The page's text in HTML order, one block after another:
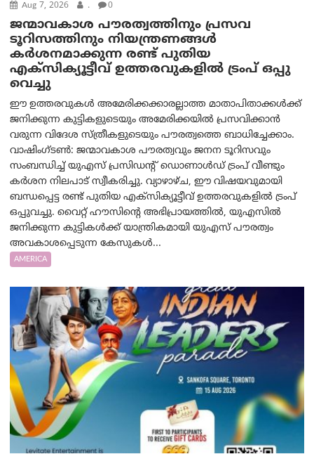
Aug 7, 2026 . 0
ജന്മാവകാശ പൗരത്വത്തിനും പ്രസവ
ടൂറിസത്തിനും നിയന്ത്രണങ്ങൾ
കർശനമാക്കുന്ന രണ്ട് പുതിയ
എക്സിക്യൂട്ടീവ് ഉത്തരവുകളിൽ ട്രംപ് ഒപ്പു
വെച്ചു
ഈ ഉത്തരവുകൾ അമേരിക്കക്കാരല്ലാത്ത മാതാപിതാക്കൾക്ക്
ജനിക്കുന്ന കുട്ടികളുടെയും അമേരിക്കയിൽ പ്രസവിക്കാൻ
വരുന്ന വിദേശ സ്ത്രീകളുടെയും പൗരത്വത്തെ ബാധിച്ചേക്കാം.
വാഷിംഗ്ടണ്‍: ജന്മാവകാശ പൗരത്വവും ജനന ടൂറിസവും
സംബന്ധിച്ച് യുഎസ് പ്രസിഡന്റ് ഡൊണാൾഡ് ട്രംപ് വീണ്ടും
കർശന നിലപാട് സ്വീകരിച്ചു. വ്യാഴാഴ്ച, ഈ വിഷയവുമായി
ബന്ധപ്പെട്ട രണ്ട് പുതിയ എക്സിക്യൂട്ടീവ് ഉത്തരവുകളിൽ ട്രംപ്
ഒപ്പുവച്ചു. വൈറ്റ് ഹൗസിന്റെ അഭിപ്രായത്തിൽ, യുഎസിൽ
ജനിക്കുന്ന കുട്ടികൾക്ക് യാന്ത്രികമായി യുഎസ് പൗരത്വം
അവകാശപ്പെടുന്ന കേസുകൾ...
AMERICA